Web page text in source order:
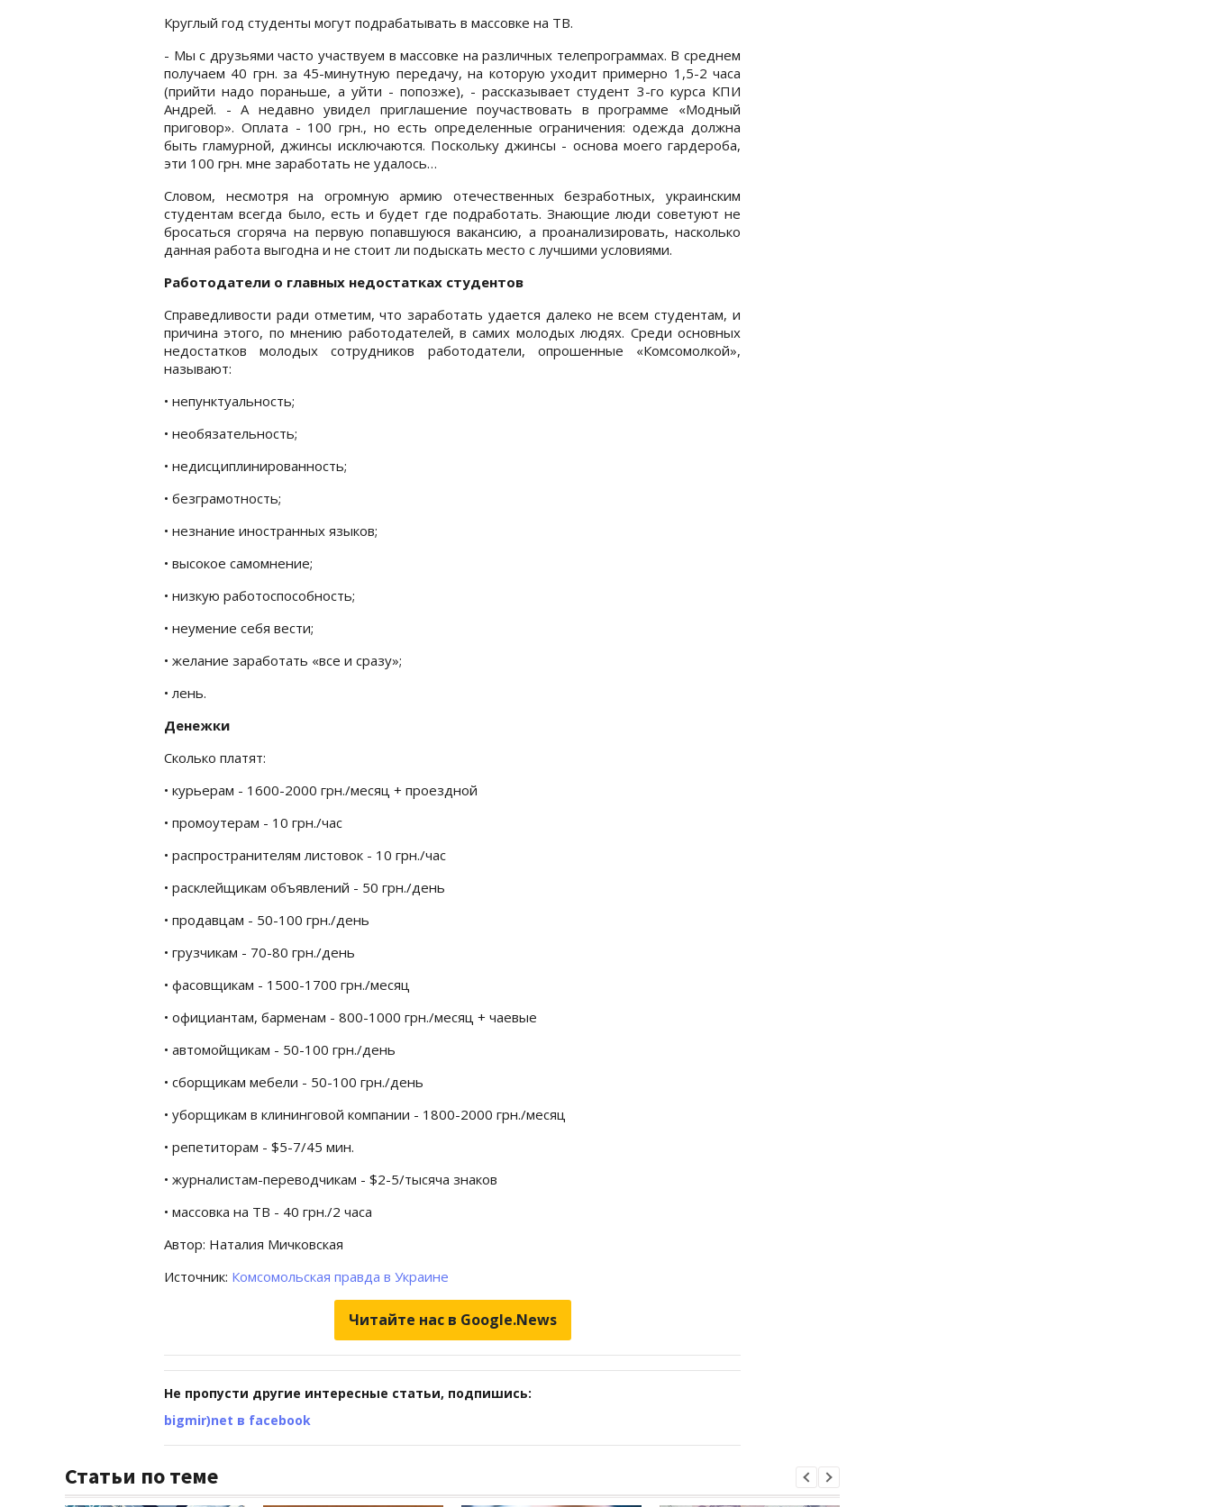
Круглый год студенты могут подрабатывать в массовке на ТВ.
- Мы с друзьями часто участвуем в массовке на различных телепрограммах. В среднем
получаем 40 грн. за 45-минутную передачу, на которую уходит примерно 1,5-2 часа
(прийти надо пораньше, а уйти - попозже), - рассказывает студент 3-го курса КПИ
Андрей. - А недавно увидел приглашение поучаствовать в программе «Модный
приговор». Оплата - 100 грн., но есть определенные ограничения: одежда должна
быть гламурной, джинсы исключаются. Поскольку джинсы - основа моего гардероба,
эти 100 грн. мне заработать не удалось…
Словом, несмотря на огромную армию отечественных безработных, украинским
студентам всегда было, есть и будет где подработать. Знающие люди советуют не
бросаться сгоряча на первую попавшуюся вакансию, а проанализировать, насколько
данная работа выгодна и не стоит ли подыскать место с лучшими условиями.
Работодатели о главных недостатках студентов
Справедливости ради отметим, что заработать удается далеко не всем студентам, и
причина этого, по мнению работодателей, в самих молодых людях. Среди основных
недостатков молодых сотрудников работодатели, опрошенные «Комсомолкой»,
называют:
• непунктуальность;
• необязательность;
• недисциплинированность;
• безграмотность;
• незнание иностранных языков;
• высокое самомнение;
• низкую работоспособность;
• неумение себя вести;
• желание заработать «все и сразу»;
• лень.
Денежки
Сколько платят:
• курьерам - 1600-2000 грн./месяц + проездной
• промоутерам - 10 грн./час
• распространителям листовок - 10 грн./час
• расклейщикам объявлений - 50 грн./день
• продавцам - 50-100 грн./день
• грузчикам - 70-80 грн./день
• фасовщикам - 1500-1700 грн./месяц
• официантам, барменам - 800-1000 грн./месяц + чаевые
• автомойщикам - 50-100 грн./день
• сборщикам мебели - 50-100 грн./день
• уборщикам в клининговой компании - 1800-2000 грн./месяц
• репетиторам - $5-7/45 мин.
• журналистам-переводчикам - $2-5/тысяча знаков
• массовка на ТВ - 40 грн./2 часа
Автор: Наталия Мичковская
Источник: Комсомольская правда в Украине
Читайте нас в Google.News
Не пропусти другие интересные статьи, подпишись:
bigmir)net в facebook
Статьи по теме